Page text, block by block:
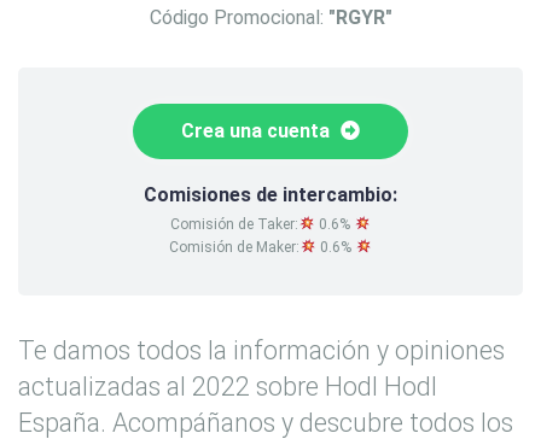
Código Promocional: "RGYR"
Crea una cuenta
Comisiones de intercambio:
Comisión de Taker:
0.6%
Comisión de Maker:
0.6%
Te damos todos la información y opiniones
actualizadas al 2022 sobre Hodl Hodl
España. Acompáñanos y descubre todos los